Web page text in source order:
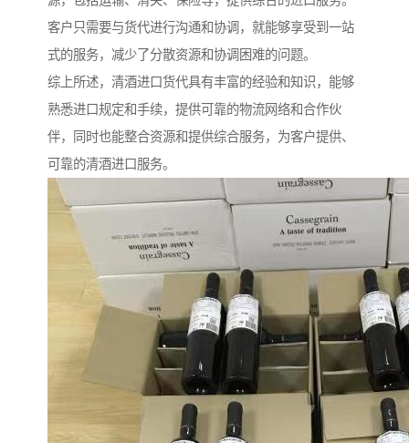
客户只需要与货代进行沟通和协调，就能够享受到一站
式的服务，减少了分散资源和协调困难的问题。
综上所述，清酒进口货代具有丰富的经验和知识，能够
熟悉进口规定和手续，提供可靠的物流网络和合作伙
伴，同时也能整合资源和提供综合服务，为客户提供、
可靠的清酒进口服务。